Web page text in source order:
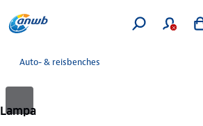
Auto- & reisbenches
Lampa